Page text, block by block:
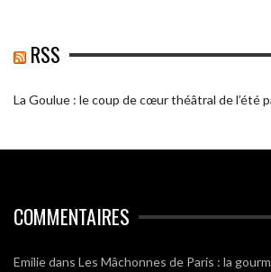
RSS
La Goulue : le coup de cœur théâtral de l’été
COMMENTAIRES
Emiliedans Les Mâchonnes de Paris : la